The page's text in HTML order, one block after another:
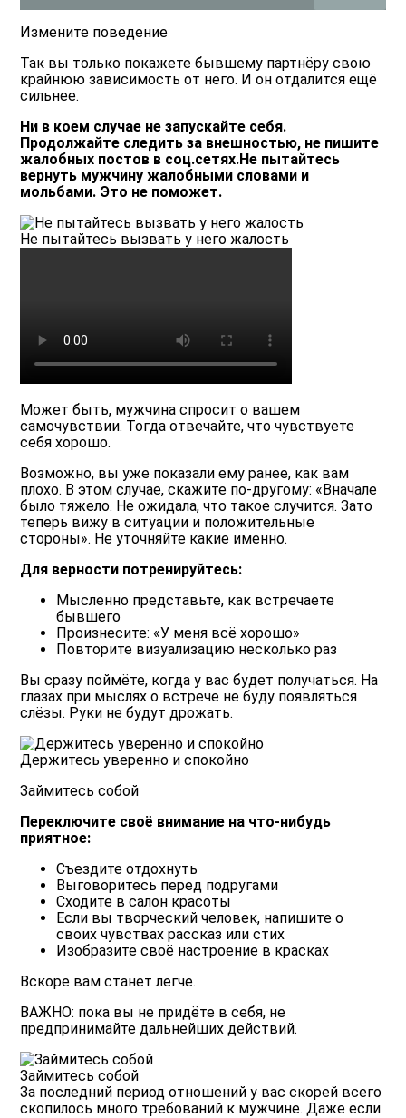
Измените поведение
Так вы только покажете бывшему партнёру свою
крайнюю зависимость от него. И он отдалится ещё
сильнее.
Ни в коем случае не запускайте себя.
Продолжайте следить за внешностью, не пишите
жалобных постов в соц.сетях.Не пытайтесь
вернуть мужчину жалобными словами и
мольбами. Это не поможет.
Не пытайтесь вызвать у него жалость
Может быть, мужчина спросит о вашем
самочувствии. Тогда отвечайте, что чувствуете
себя хорошо.
Возможно, вы уже показали ему ранее, как вам
плохо. В этом случае, скажите по-другому: «Вначале
было тяжело. Не ожидала, что такое случится. Зато
теперь вижу в ситуации и положительные
стороны». Не уточняйте какие именно.
Для верности потренируйтесь:
Мысленно представьте, как встречаете
бывшего
Произнесите: «У меня всё хорошо»
Повторите визуализацию несколько раз
Вы сразу поймёте, когда у вас будет получаться. На
глазах при мыслях о встрече не буду появляться
слёзы. Руки не будут дрожать.
Держитесь уверенно и спокойно
Займитесь собой
Переключите своё внимание на что-нибудь
приятное:
Съездите отдохнуть
Выговоритесь перед подругами
Сходите в салон красоты
Если вы творческий человек, напишите о
своих чувствах рассказ или стих
Изобразите своё настроение в красках
Вскоре вам станет легче.
ВАЖНО: пока вы не придёте в себя, не
предпринимайте дальнейших действий.
Займитесь собой
За последний период отношений у вас скорей всего
скопилось много требований к мужчине. Даже если